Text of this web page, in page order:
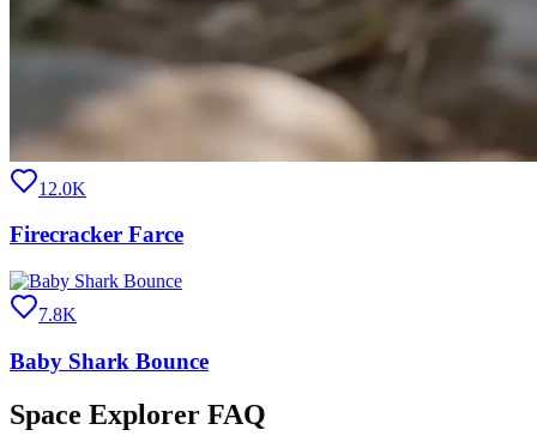
12.0K
Firecracker Farce
7.8K
Baby Shark Bounce
Space Explorer FAQ